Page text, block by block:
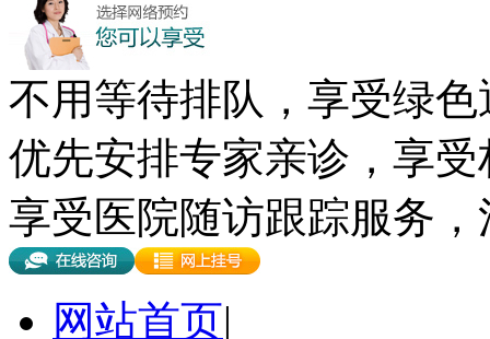
不用等待排队，享受绿
优先安排专家亲诊，享
享受医院随访跟踪服务
网站首页|